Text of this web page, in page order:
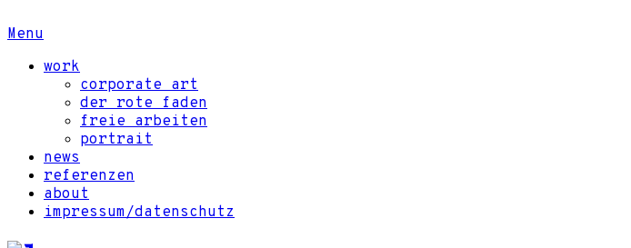
Menu
work
corporate art
der rote faden
freie arbeiten
portrait
news
referenzen
about
impressum/datenschutz